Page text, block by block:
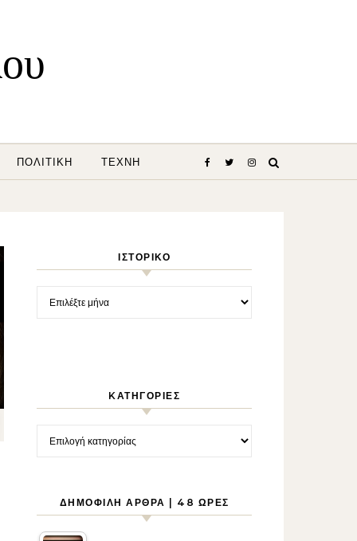
ΠΟΛΙΤΙΚΉ ΤΈΧΝΗ
ΙΣΤΟΡΙΚΌ
Ιστορικό
KΑΤΗΓΟΡΊΕΣ
Kατηγορίες
ΔΗΜΟΦΙΛΉ ΆΡΘΡΑ | 48 ΏΡΕΣ